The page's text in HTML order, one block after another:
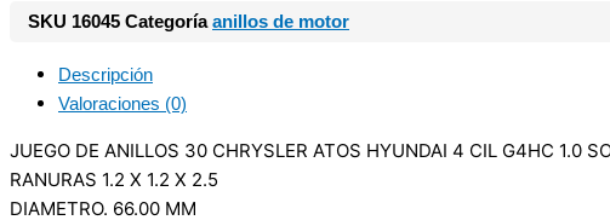
SKU 16045 Categoría anillos de motor
Descripción
Valoraciones (0)
JUEGO DE ANILLOS 30 CHRYSLER ATOS HYUNDAI 4 CIL G4HC 1.0
RANURAS 1.2 X 1.2 X 2.5
DIAMETRO. 66.00 MM